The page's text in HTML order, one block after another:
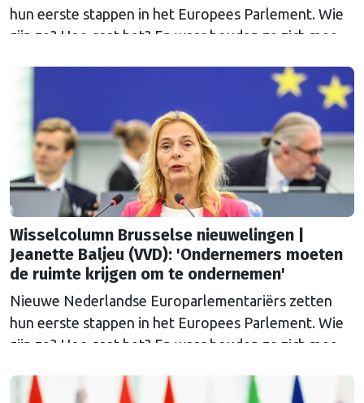
hun eerste stappen in het Europees Parlement. Wie
zijn ze? Hoe gaat het? En waar houden ze zich mee
volksvertegenwoordiger de kans om Nederland bij
Wisselcolumn Brusselse nieuwelingen |
Jeanette Baljeu (VVD): 'Ondernemers moeten
de ruimte krijgen om te ondernemen'
Nieuwe Nederlandse Europarlementariërs zetten
hun eerste stappen in het Europees Parlement. Wie
zijn ze? Hoe gaat het? En waar houden ze zich mee
volksvertegenwoordiger de kans om Nederland bij